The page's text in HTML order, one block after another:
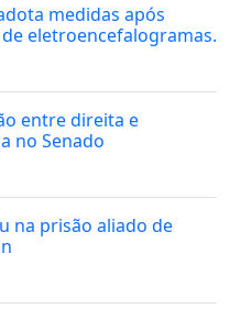
medidas após
eletroencefalogramas.
entre direita e
no Senado
na prisão aliado de